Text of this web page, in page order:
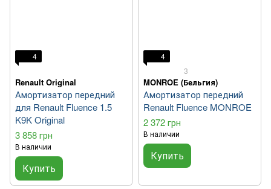
4
Renault Original
Амортизатор передний
для Renault Fluence 1.5
K9K Original
3 858 грн
В наличии
Купить
4
3
MONROE (Бельгия)
Амортизатор передний
Renault Fluence MONROE
2 372 грн
В наличии
Купить